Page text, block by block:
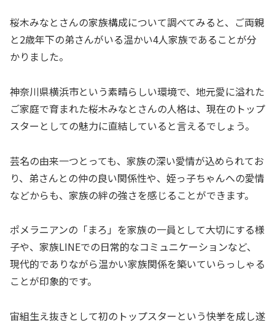
桜木みなとさんの家族構成について調べてみると、ご両親
と2歳年下の弟さんがいる温かい4人家族であることが分
かりました。
神奈川県横浜市という素晴らしい環境で、地元愛に溢れた
ご家庭で育まれた桜木みなとさんの人格は、現在のトップ
スターとしての魅力に直結していると言えるでしょう。
芸名の由来一つとっても、家族の深い愛情が込められてお
り、弟さんとの仲の良い関係性や、姪っ子ちゃんへの愛情
などからも、家族の絆の強さを感じることができます。
ポメラニアンの「まろ」を家族の一員として大切にする様
子や、家族LINEでの日常的なコミュニケーションなど、
現代的でありながら温かい家族関係を築いていらっしゃる
ことが印象的です。
宙組生え抜きとして初のトップスターという快挙を成し遂